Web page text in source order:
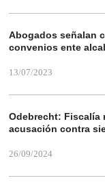
Abogados señalan
convenios ente
13/07/2023
Odebrecht: Fiscalía
acusación contra
26/09/2024